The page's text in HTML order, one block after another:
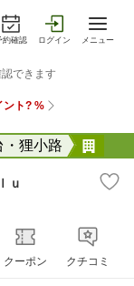
約確認 ログイン メニュー
・狸小路
ｕ
クーポン クチコミ